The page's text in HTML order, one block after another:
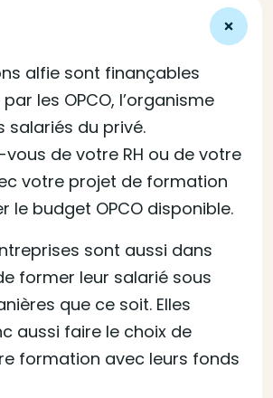
alfie sont finançables
par les OPCO, l’organisme
salariés du privé.
de votre RH ou de votre
votre projet de formation
le budget OPCO disponible.
sont aussi dans
former leur salarié sous
que ce soit. Elles
aussi faire le choix de
formation avec leurs fonds